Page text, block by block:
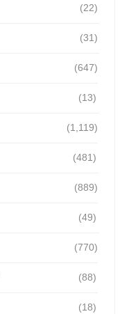
(22)
(31)
(647)
(13)
(1,119)
(481)
(889)
(49)
(770)
(88)
(18)